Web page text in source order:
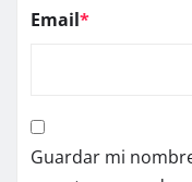
Email*
Guardar mi